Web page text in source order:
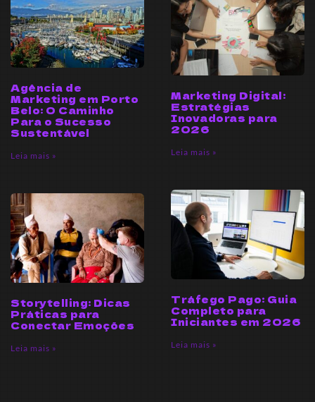
Agência de
Marketing em Porto
Belo: O Caminho
Para o Sucesso
Sustentável
Leia mais »
Marketing Digital:
Estratégias
Inovadoras para
2026
Leia mais »
Storytelling: Dicas
Práticas para
Conectar Emoções
Leia mais »
Tráfego Pago: Guia
Completo para
Iniciantes em 2026
Leia mais »